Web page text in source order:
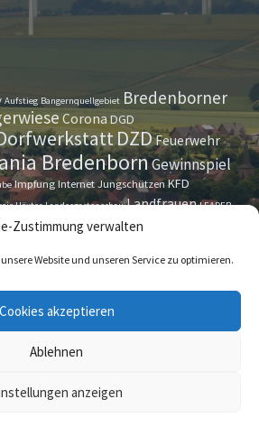
Zustimmung verwalten
Website und unseren Service zu optimieren.
Cookies akzeptieren
Ablehnen
anzeigen
Aufstieg Bangernquellgebiet Bredenborner
CoronaDGD
DZDFeuerwehr
BredenbornGewinnspiel
ImpfungInternetJungschützenKFD
Höxter Landesgartenschau Landfrauen LEADER
Oktoberfest
Theatergruppe Tipps & Tricks